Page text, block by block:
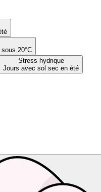
20°C
Stress hydrique
Jours avec sol sec en été